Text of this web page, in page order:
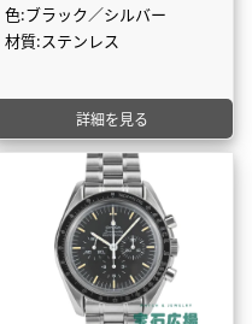
色:ブラック／シルバー
材質:ステンレス
詳細を見る